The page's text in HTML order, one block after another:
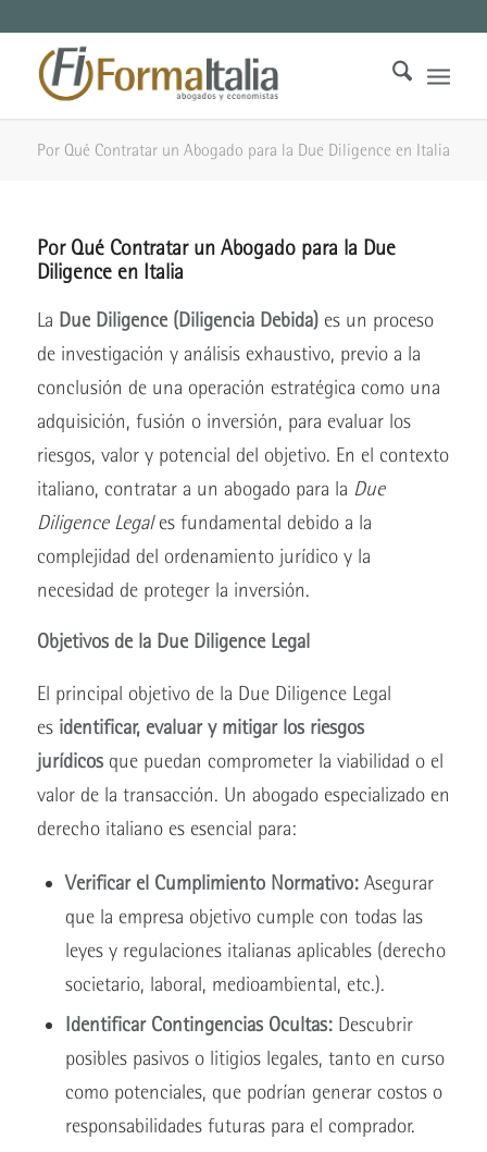
Por Qué Contratar un Abogado para la Due Diligence en Italia
Por Qué Contratar un Abogado para la Due
Diligence en Italia
La Due Diligence (Diligencia Debida)es un proceso
de investigación y análisis exhaustivo, previo a la
conclusión de una operación estratégica como una
adquisición, fusión o inversión, para evaluar los
riesgos, valor y potencial del objetivo. En el contexto
italiano, contratar a un abogado para la Due
Diligence Legales fundamental debido a la
complejidad del ordenamiento jurídico y la
necesidad de proteger la inversión.
Objetivos de la Due Diligence Legal
El principal objetivo de la Due Diligence Legal
es identificar, evaluar y mitigar los riesgos
jurídicosque puedan comprometer la viabilidad o el
valor de la transacción. Un abogado especializado en
derecho italiano es esencial para:
Verificar el Cumplimiento Normativo:Asegurar
que la empresa objetivo cumple con todas las
leyes y regulaciones italianas aplicables (derecho
societario, laboral, medioambiental, etc.).
Identificar Contingencias Ocultas:Descubrir
posibles pasivos o litigios legales, tanto en curso
como potenciales, que podrían generar costos o
responsabilidades futuras para el comprador.